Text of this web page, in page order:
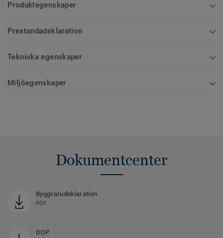
Produktegenskaper
Prestandadeklaration
Tekniska egenskaper
Miljöegenskaper
Dokumentcenter
Byggvarudeklaration
PDF
DOP